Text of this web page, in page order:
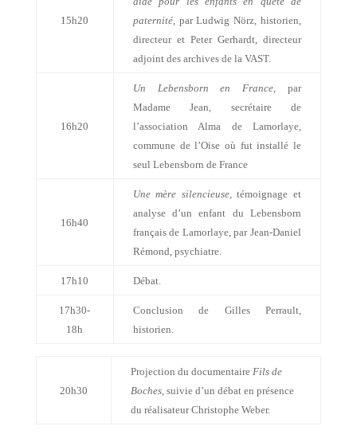
15h20
paternité, par Ludwig Nörz, historien,
directeur et Peter Gerhardt, directeur
adjoint des archives de la VAST.
16h20
Un Lebensborn en France, par
Madame Jean, secrétaire de
l’association Alma de Lamorlaye,
commune de l’Oise où fut installé le
seul Lebensborn de France
16h40
Une mère silencieuse, témoignage et
analyse d’un enfant du Lebensborn
français de Lamorlaye, par Jean-Daniel
Rémond, psychiatre.
17h10 Débat.
17h30-
18h
Conclusion de Gilles Perrault,
historien.
20h30
Projection du documentaire Fils de
Boches, suivie d’un débat en présence
du réalisateur Christophe Weber.